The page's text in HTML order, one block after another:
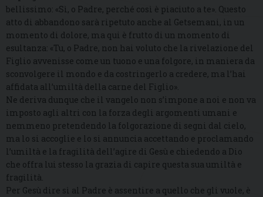
bellissimo: «Sì, o Padre, perché così è piaciuto a te». Questo
atto di abbandono sarà ripetuto anche al Getsemani, in un
momento di dolore, ma qui è frutto di un momento di
esultanza: «Tu, o Padre, non hai voluto che la rivelazione del
Figlio avvenisse come un tuono e una folgore, in maniera da
sconvolgere il mondo e da costringerlo a credere, ma l’hai
affidata all’umiltà della carne del Figlio».
Ne deriva dunque che il vangelo non s’impone a noi e non va
imposto agli altri con la forza degli argomenti umani e
nemmeno pretendendo la folgorazione di segni dal cielo,
ma lo si accoglie e lo si annuncia accettando e proclamando
l’umiltà e la fragilità dell’agire di Gesù e chiedendo a Dio
che offra lui stesso la grazia di capire questa sua umiltà e
fragilità.
Per Gesù dire sì al Padre è assentire a quello che gli vuole, è